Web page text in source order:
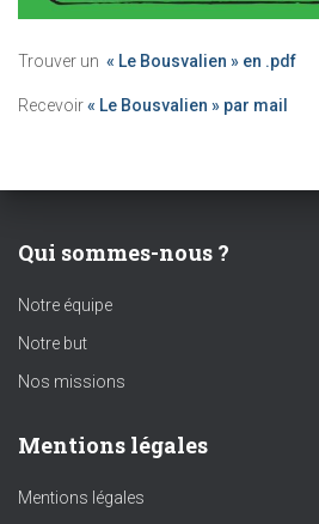
Trouver un « Le Bousvalien » en .pdf
Recevoir« Le Bousvalien » par mail
Qui sommes-nous ?
Notre équipe
Notre but
Nos missions
Mentions légales
Mentions légales